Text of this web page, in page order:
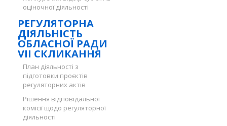
оціночної діяльності
РЕГУЛЯТОРНА
ДІЯЛЬНІСТЬ
ОБЛАСНОЇ РАДИ
VII СКЛИКАННЯ
План діяльності з
підготовки проєктів
регуляторних актів
Рішення відповідальної
комісії щодо регуляторної
діяльності